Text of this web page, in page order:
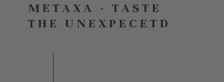
METAXA - TASTE
THE UNEXPECETD